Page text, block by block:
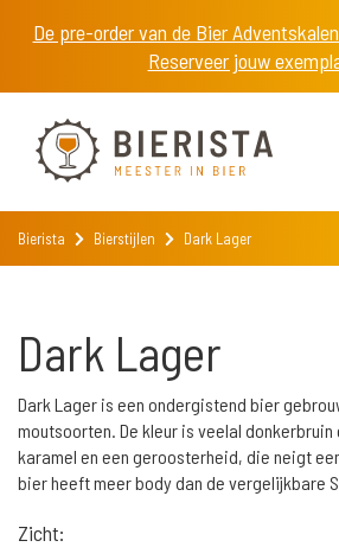
De pre-order van de Bier
Reserveer jouw
Bierista Bierstijlen Dark Lager
Dark Lager
Dark Lager is een ondergistend bier
moutsoorten. De kleur is veelal
karamel en een geroosterheid, die neigt
bier heeft meer body dan de vergelijkbare
Zicht: